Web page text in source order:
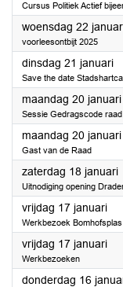
Cursus Politiek Actief
woensdag 22
voorleesontbijt 2025
dinsdag 21 januari
Save the date
maandag 20 januari
Sessie Gedragscode raad
maandag 20 januari
Gast van de Raad
zaterdag 18 januari
Uitnodiging opening
vrijdag 17 januari
Werkbezoek Bomhofsplas
vrijdag 17 januari
Werkbezoeken
donderdag 16